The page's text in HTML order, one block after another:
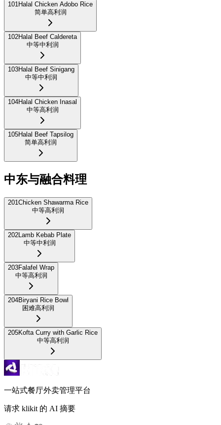
101Halal Chicken Adobo Rice
简单高利润
102Halal Beef Caldereta
中等中利润
103Halal Beef Sinigang
中等中利润
104Halal Chicken Inasal
中等高利润
105Halal Beef Tapsilog
简单高利润
中东与融合料理
201Chicken Shawarma Rice
中等高利润
202Lamb Kebab Plate
中等中利润
203Falafel Wrap
中等高利润
204Biryani Rice Bowl
困难高利润
205Kofta Curry with Garlic Rice
中等高利润
一站式餐厅外卖管理平台
请求 klikit 的 AI 摘要